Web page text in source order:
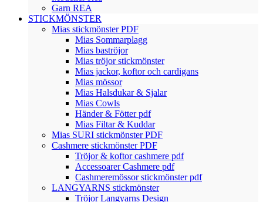
Garn REA
STICKMÖNSTER
Mias stickmönster PDF
Mias Sommarplagg
Mias baströjor
Mias tröjor stickmönster
Mias jackor, koftor och cardigans
Mias mössor
Mias Halsdukar & Sjalar
Mias Cowls
Händer & Fötter pdf
Mias Filtar & Kuddar
Mias SURI stickmönster PDF
Cashmere stickmönster PDF
Tröjor & koftor cashmere pdf
Accessoarer Cashmere pdf
Cashmeremössor stickmönster pdf
LANGYARNS stickmönster
Tröjor Langyarns Design